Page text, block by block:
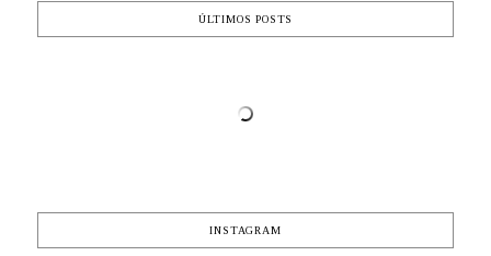
ÚLTIMOS POSTS
INSTAGRAM